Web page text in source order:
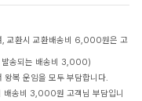
, 교환시 교환배송비 6,000원은 고
발송되는 배송비 3,000)
복 운임을 모두 부담합니다.
배송비 3,000원 고객님 부담입니